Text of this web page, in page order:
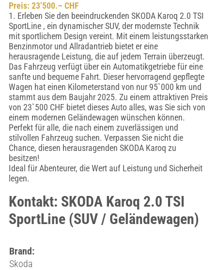
Preis: 23’500.– CHF
1. Erleben Sie den beeindruckenden SKODA Karoq 2.0 TSI
SportLine , ein dynamischer SUV, der modernste Technik
mit sportlichem Design vereint. Mit einem leistungsstarken
Benzinmotor und Allradantrieb bietet er eine
herausragende Leistung, die auf jedem Terrain überzeugt.
Das Fahrzeug verfügt über ein Automatikgetriebe für eine
sanfte und bequeme Fahrt. Dieser hervorragend gepflegte
Wagen hat einen Kilometerstand von nur 95`000 km und
stammt aus dem Baujahr 2025. Zu einem attraktiven Preis
von 23`500 CHF bietet dieses Auto alles, was Sie sich von
einem modernen Geländewagen wünschen können.
Perfekt für alle, die nach einem zuverlässigen und
stilvollen Fahrzeug suchen. Verpassen Sie nicht die
Chance, diesen herausragenden SKODA Karoq zu
besitzen!
Ideal für Abenteurer, die Wert auf Leistung und Sicherheit
legen.
Kontakt: SKODA Karoq 2.0 TSI
SportLine (SUV / Geländewagen)
Brand:
Skoda